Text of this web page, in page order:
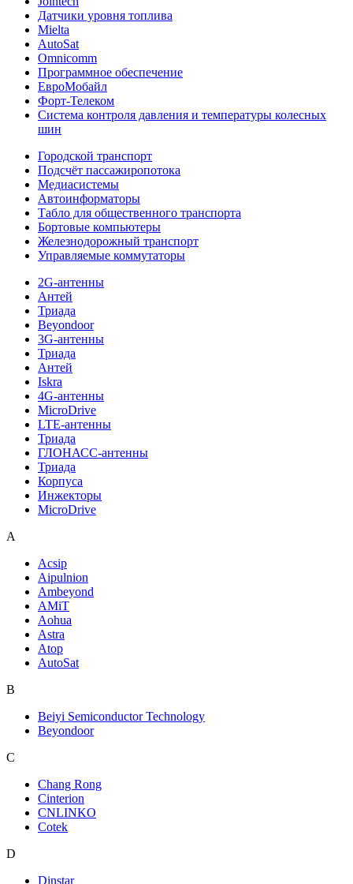
Датчики уровня топлива
Mielta
AutoSat
Omnicomm
Программное обеспечение
ЕвроМобайл
Форт-Телеком
Система контроля давления и температуры колесных
шин
Городской транспорт
Подсчёт пассажиропотока
Медиасистемы
Автоинформаторы
Табло для общественного транспорта
Бортовые компьютеры
Железнодорожный транспорт
Управляемые коммутаторы
2G-антенны
Антей
Триада
Beyondoor
3G-антенны
Триада
Антей
Iskra
4G-антенны
MicroDrive
LTE-антенны
Триада
ГЛОНАСС-антенны
Триада
Корпуса
Инжекторы
MicroDrive
A
Acsip
Aipulnion
Ambeyond
AMiT
Aohua
Astra
Atop
AutoSat
B
Beiyi Semiconductor Technology
Beyondoor
C
Chang Rong
Cinterion
CNLINKO
Cotek
D
Dinstar